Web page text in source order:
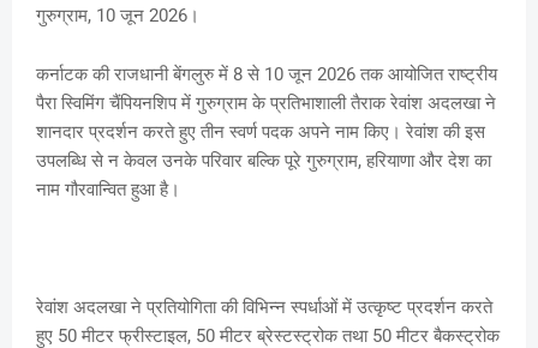
गुरुग्राम, 10 जून 2026।
कर्नाटक की राजधानी बेंगलुरु में 8 से 10 जून 2026 तक आयोजित राष्ट्रीय
पैरा स्विमिंग चैंपियनशिप में गुरुग्राम के प्रतिभाशाली तैराक रेवांश अदलखा ने
शानदार प्रदर्शन करते हुए तीन स्वर्ण पदक अपने नाम किए। रेवांश की इस
उपलब्धि से न केवल उनके परिवार बल्कि पूरे गुरुग्राम, हरियाणा और देश का
नाम गौरवान्वित हुआ है।
रेवांश अदलखा ने प्रतियोगिता की विभिन्न स्पर्धाओं में उत्कृष्ट प्रदर्शन करते
हुए 50 मीटर फ्रीस्टाइल, 50 मीटर ब्रेस्टस्ट्रोक तथा 50 मीटर बैकस्ट्रोक